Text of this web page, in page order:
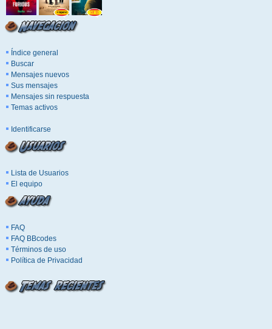
Índice general
Buscar
Mensajes nuevos
Sus mensajes
Mensajes sin respuesta
Temas activos
Identificarse
Lista de Usuarios
El equipo
FAQ
FAQ BBcodes
Términos de uso
Política de Privacidad